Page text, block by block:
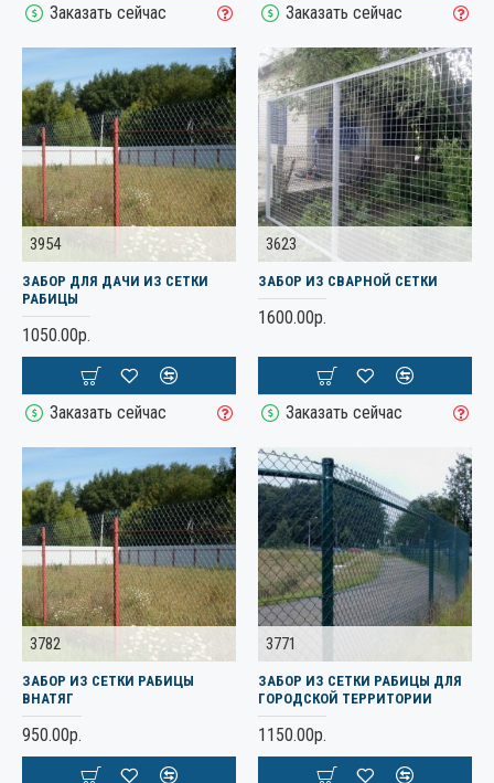
Заказать сейчас Заказать сейчас
3954
ЗАБОР ДЛЯ ДАЧИ ИЗ СЕТКИ
РАБИЦЫ
1050.00р.
Заказать сейчас
3623
ЗАБОР ИЗ СВАРНОЙ СЕТКИ
1600.00р.
Заказать сейчас
3782
ЗАБОР ИЗ СЕТКИ РАБИЦЫ
ВНАТЯГ
950.00р.
3771
ЗАБОР ИЗ СЕТКИ РАБИЦЫ ДЛЯ
ГОРОДСКОЙ ТЕРРИТОРИИ
1150.00р.